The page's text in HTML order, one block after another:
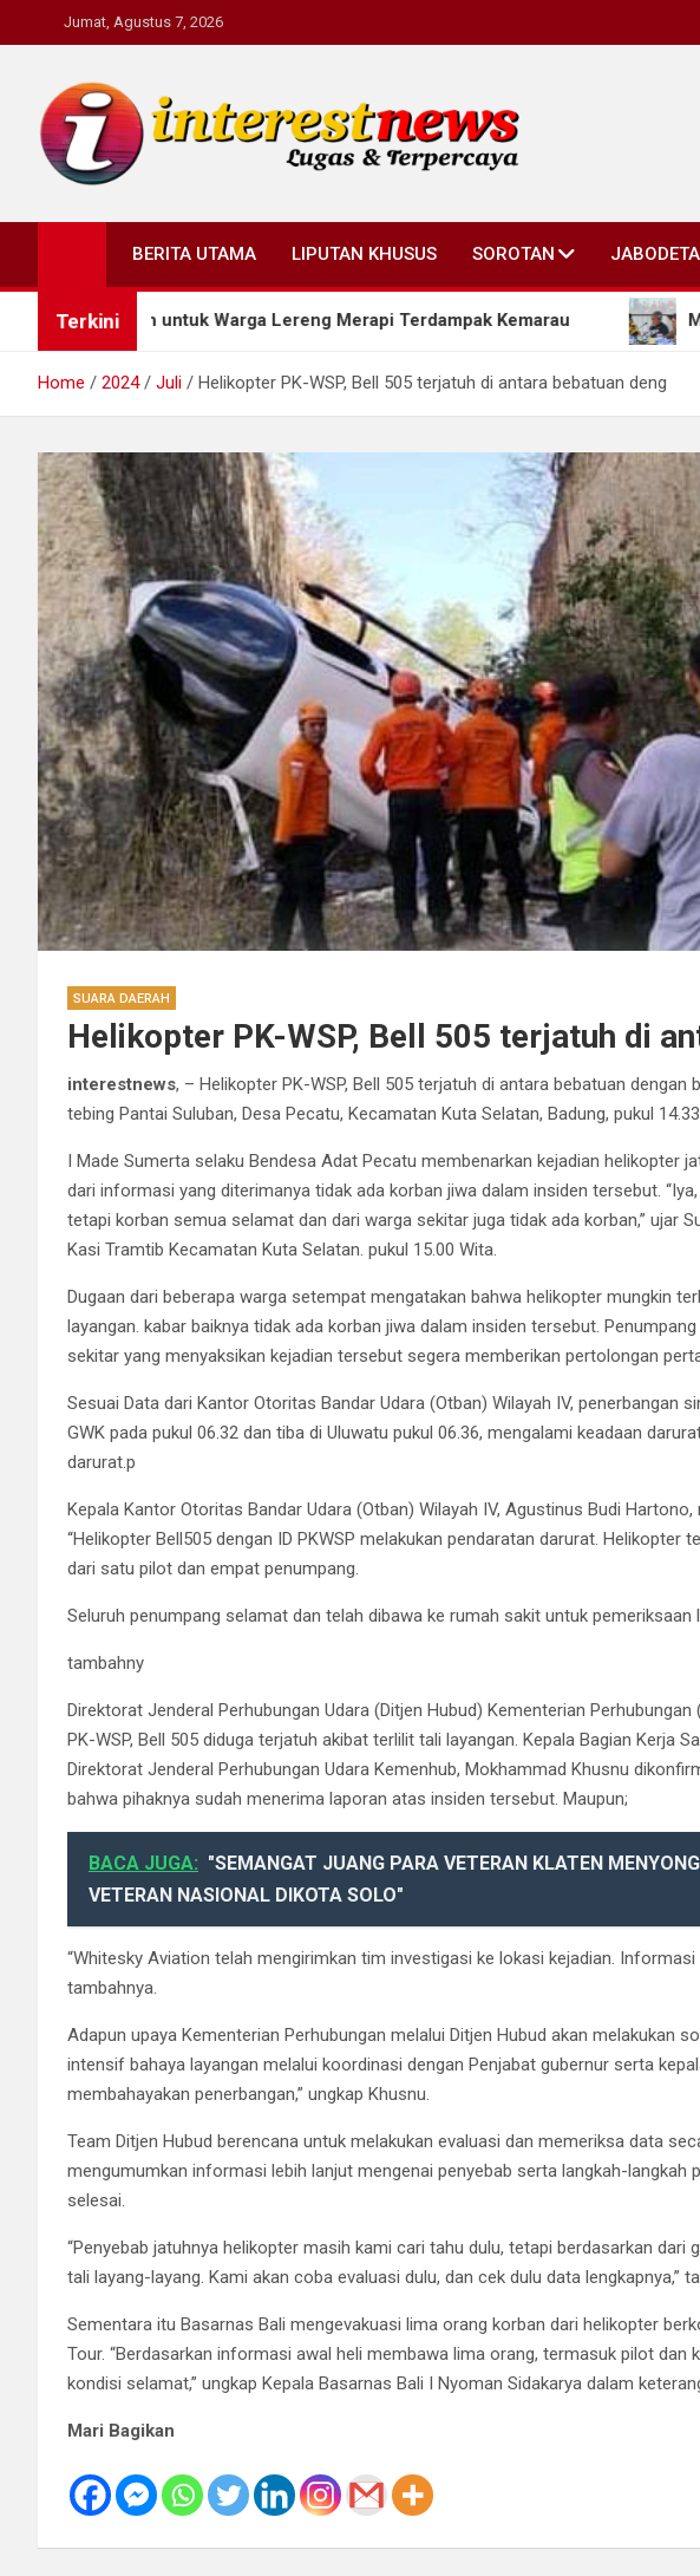
to
Jumat, Agustus 7, 2026
Interestnews.or.id
BERITA UTAMA LIPUTAN KHUSUS SOROTAN
Terkini
untuk Warga Lereng Merapi Terdampak Kemarau MTQ Nasional
Home 2024 Juli Helikopter PK-WSP, Bell 505 terjatuh di antara bebatuan deng
SUARA DAERAH
Helikopter PK-WSP, Bell 505 terjatuh di
interestnews, – Helikopter PK-WSP, Bell 505 terjatuh di antara bebatuan
tebing Pantai Suluban, Desa Pecatu, Kecamatan Kuta Selatan, Badung, pukul
I Made Sumerta selaku Bendesa Adat Pecatu membenarkan kejadian helikopter
dari informasi yang diterimanya tidak ada korban jiwa dalam insiden tersebut.
tetapi korban semua selamat dan dari warga sekitar juga tidak ada korban,” ujar
Kasi Tramtib Kecamatan Kuta Selatan. pukul 15.00 Wita.
Dugaan dari beberapa warga setempat mengatakan bahwa helikopter mungkin
layangan. kabar baiknya tidak ada korban jiwa dalam insiden tersebut.
sekitar yang menyaksikan kejadian tersebut segera memberikan pertolongan
Sesuai Data dari Kantor Otoritas Bandar Udara (Otban) Wilayah IV, penerbangan
GWK pada pukul 06.32 dan tiba di Uluwatu pukul 06.36, mengalami keadaan
darurat.p
Kepala Kantor Otoritas Bandar Udara (Otban) Wilayah IV, Agustinus Budi
“Helikopter Bell505 dengan ID PKWSP melakukan pendaratan darurat. Helikopter
dari satu pilot dan empat penumpang.
Seluruh penumpang selamat dan telah dibawa ke rumah sakit untuk pemeriksaan
tambahny
Direktorat Jenderal Perhubungan Udara (Ditjen Hubud) Kementerian
PK-WSP, Bell 505 diduga terjatuh akibat terlilit tali layangan. Kepala Bagian Kerja
Direktorat Jenderal Perhubungan Udara Kemenhub, Mokhammad Khusnu
bahwa pihaknya sudah menerima laporan atas insiden tersebut. Maupun;
BACA JUGA: "SEMANGAT JUANG PARA VETERAN KLATEN
VETERAN NASIONAL DIKOTA SOLO"
“Whitesky Aviation telah mengirimkan tim investigasi ke lokasi kejadian. Informasi
tambahnya.
Adapun upaya Kementerian Perhubungan melalui Ditjen Hubud akan melakukan
intensif bahaya layangan melalui koordinasi dengan Penjabat gubernur serta
membahayakan penerbangan,” ungkap Khusnu.
Team Ditjen Hubud berencana untuk melakukan evaluasi dan memeriksa data
mengumumkan informasi lebih lanjut mengenai penyebab serta langkah-langkah
selesai.
“Penyebab jatuhnya helikopter masih kami cari tahu dulu, tetapi berdasarkan dari
tali layang-layang. Kami akan coba evaluasi dulu, dan cek dulu data lengkapnya,”
Sementara itu Basarnas Bali mengevakuasi lima orang korban dari helikopter
Tour. “Berdasarkan informasi awal heli membawa lima orang, termasuk pilot dan
kondisi selamat,” ungkap Kepala Basarnas Bali I Nyoman Sidakarya dalam
Mari Bagikan